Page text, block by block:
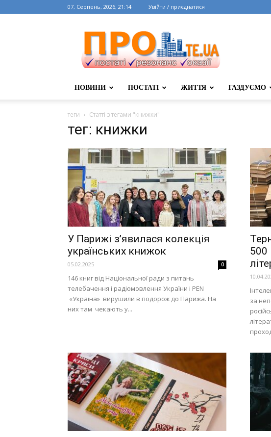
07, Серпень, 2026, 21:14 Увійти / приєднатися
НОВИНИ ПОСТАТІ ЖИТТЯ ГАЗДУЄМО
теги Статті з тегами "книжки"
тег: книжки
У Парижі з’явилася колекція
українських книжок
05.02.2025 0
146 книг від Національної ради з питань
телебачення і радіомовлення України і PEN
«Україна» вирушили в подорож до Парижа. На
них там чекають у...
500
за